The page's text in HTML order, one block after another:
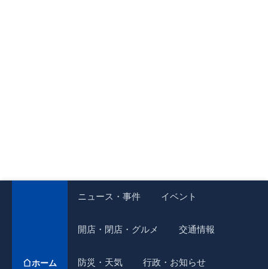
ホーム
ニュース・事件 イベント
開店・閉店・グルメ 交通情報
防災・天気 行政・お知らせ